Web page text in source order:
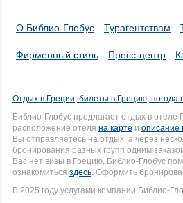
О Библио-Глобус Турагентствам
Фирменный стиль Пресс-центр
Отдых в Греции, билеты в Грецию, погода
Библио-Глобус предлагает отдых в
расположение отеля на карте и описание
Вы отправляетесь на отдых, а через
бронирования разных групп одним
Вас нет визы в Грецию, Библио-Глобус
ознакомиться здесь. Оформить
В 2025 году услугами компании Библио-